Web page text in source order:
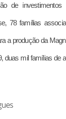
de
78 famílias
a produção da
duas mil famílias de